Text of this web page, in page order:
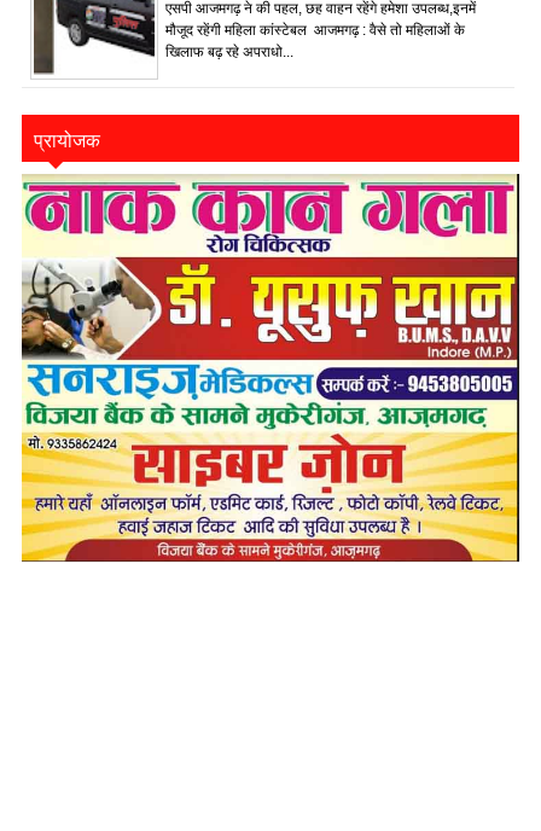
एसपी आजमगढ़ ने की पहल, छह वाहन रहेंगे हमेशा उपलब्ध,इनमें
मौजूद रहेंगी महिला कांस्टेबल आजमगढ़ : वैसे तो महिलाओं के
खिलाफ बढ़ रहे अपराधो...
प्रायोजक